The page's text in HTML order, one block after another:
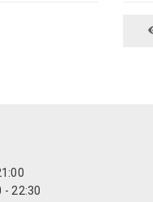
- 22:30